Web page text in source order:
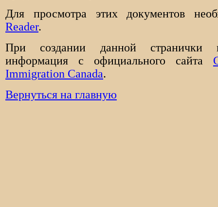
Для просмотра этих документов
Reader.
При создании данной странички
информация c официального сайта
Immigration Canada.
Вернуться на главную